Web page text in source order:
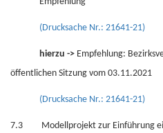
(Drucksache Nr.: 21641-21)
hierzu -> Empfehlung:
öffentlichen Sitzung vom 03.11.2021
(Drucksache Nr.: 21641-21)
7.3 Modellprojekt zur Einführung